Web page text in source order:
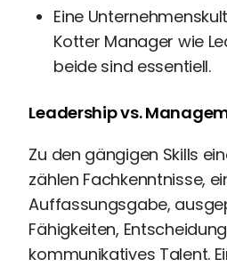
Eine
Kotter Manager wie
beide sind essentiell.
Leadership vs.
Zu den gängigen Skills
zählen Fachkenntnisse,
Auffassungsgabe,
Fähigkeiten,
kommunikatives Talent.